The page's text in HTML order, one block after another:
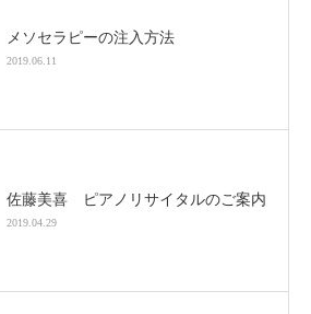
メソセラピーの注入方法
2019.06.11
佐藤美喜 ピアノリサイタルのご案内
2019.04.29